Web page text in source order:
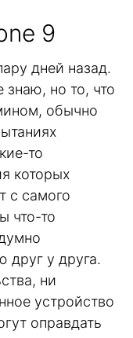
9
дней назад.
знаю, но то, что
обычно
то
которых
с самого
что-то
друг у друга.
ни
устройство
оправдать